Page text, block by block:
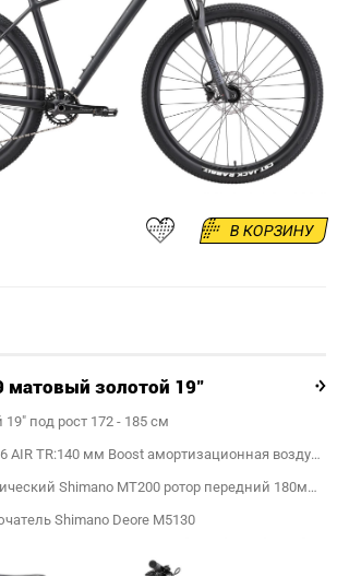
В КОРЗИНУ
матовый золотой 19"
под рост 172 - 185 см
Вилка Uding UD36 AIR TR:140 мм Boost амортизационная воздушная
Тормоз гидравлический Shimano MT200 ротор передний 180мм, задний 180 мм
Shimano Deore M5130